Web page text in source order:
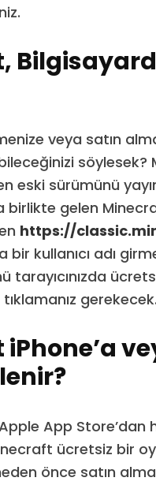
veya satın
söylesek?
eski sürümünü
birlikte gelen
https://
bir kullanıcı adı
tarayıcınızda
gerekecek.
App
ücretsiz bir
önce satın